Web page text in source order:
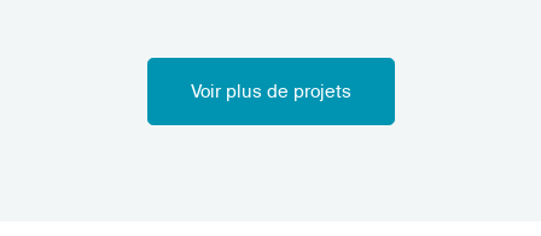
Voir plus de projets